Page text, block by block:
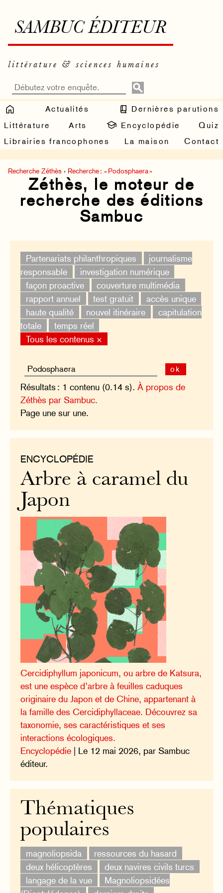
SAMBUC ÉDITEUR
littérature & sciences humaines
Actualités
Dernières parutions
Littérature
Arts Encyclopédie
Quiz
Librairies francophones
La maison Contact
Recherche Zéthès › Recherche : « Podosphaera »
Zéthès, le moteur de
recherche des éditions
Sambuc
Partenariats philanthropiques
journalisme
responsable
investigation numérique
façon proactive
couverture multimédia
rapport annuel
test gratuit
accès unique
haute qualité
nouvel itinéraire
capitulation
totale
temps réel
Tous les contenus ×
ok
Résultats : 1 contenu (0.14 s).À propos de
Zéthès par Sambuc.
Page une sur une.
ENCYCLOPÉDIE
Arbre à caramel du
Japon
Cercidiphyllum japonicum, ou arbre de Katsura,
est une espèce d’arbre à feuilles caduques
originaire du Japon et de Chine, appartenant à
la famille des Cercidiphyllaceae. Découvrez sa
taxonomie, ses caractéristiques et ses
interactions écologiques.
Encyclopédie | Le 12 mai 2026, par Sambuc
éditeur.
Thématiques
populaires
magnoliopsida
ressources du hasard
deux hélicoptères
deux navires civils turcs
langage de la vue
Magnoliopsidées